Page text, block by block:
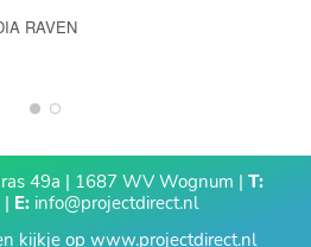
RAVEN
1 2
49a | 1687 WV Wognum | T:
E:info@projectdirect.nl
kijkje op www.projectdirect.nl